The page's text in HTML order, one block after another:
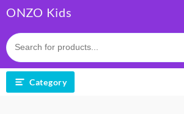
to
content
ONZO Kids
Category